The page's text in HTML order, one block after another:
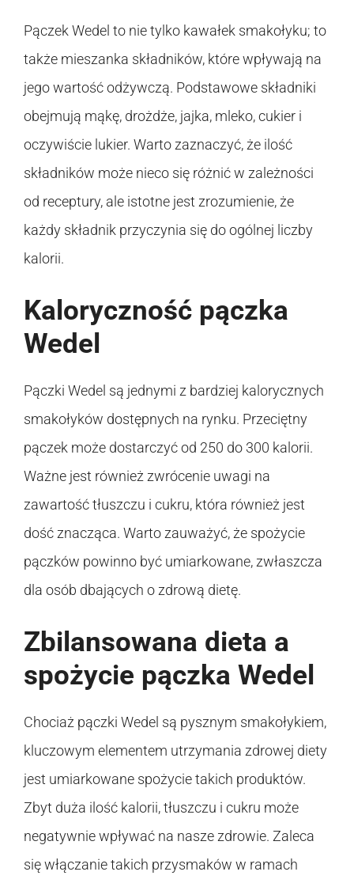
Pączek Wedel to nie tylko kawałek smakołyku; to
także mieszanka składników, które wpływają na
jego wartość odżywczą. Podstawowe składniki
obejmują mąkę, drożdże, jajka, mleko, cukier i
oczywiście lukier. Warto zaznaczyć, że ilość
składników może nieco się różnić w zależności
od receptury, ale istotne jest zrozumienie, że
każdy składnik przyczynia się do ogólnej liczby
kalorii.
Kaloryczność pączka
Wedel
Pączki Wedel są jednymi z bardziej kalorycznych
smakołyków dostępnych na rynku. Przeciętny
pączek może dostarczyć od 250 do 300 kalorii.
Ważne jest również zwrócenie uwagi na
zawartość tłuszczu i cukru, która również jest
dość znacząca. Warto zauważyć, że spożycie
pączków powinno być umiarkowane, zwłaszcza
dla osób dbających o zdrową dietę.
Zbilansowana dieta a
spożycie pączka Wedel
Chociaż pączki Wedel są pysznym smakołykiem,
kluczowym elementem utrzymania zdrowej diety
jest umiarkowane spożycie takich produktów.
Zbyt duża ilość kalorii, tłuszczu i cukru może
negatywnie wpływać na nasze zdrowie. Zaleca
się włączanie takich przysmaków w ramach